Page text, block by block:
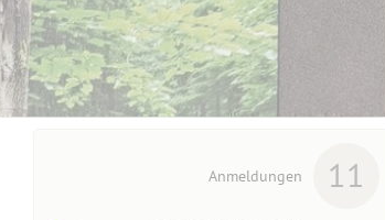
Anmeldungen 11